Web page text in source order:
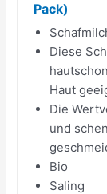
Pack)
Diese
Haut
Die
und
Bio
Saling